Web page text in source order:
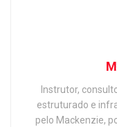
Instrutor,
estruturado e
pelo Mackenzie,